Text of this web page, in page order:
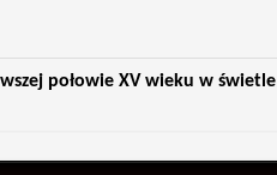
połowie XV wieku w świetle